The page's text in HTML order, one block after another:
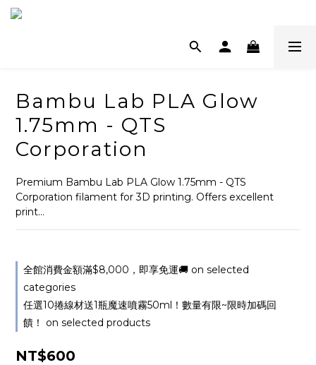
Bambu Lab PLA Glow
1.75mm - QTS
Corporation
Premium Bambu Lab PLA Glow 1.75mm - QTS
Corporation filament for 3D printing. Offers excellent
print...
全館消費金額滿$8,000，即享免運🚚 on selected
categories
任選10捲線材送1瓶魔速噴霧50ml！數量有限~限時加碼回
饋！ on selected products
NT$600